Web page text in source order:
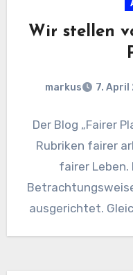
Wir stellen
markus 7. April
Der Blog „Fairer
Rubriken fairer
fairer Leben.
ausgerichtet.